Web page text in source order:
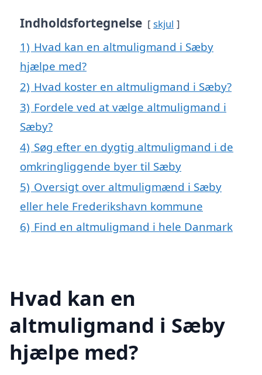
Indholdsfortegnelse skjul
1) Hvad kan en altmuligmand i Sæby
hjælpe med?
2) Hvad koster en altmuligmand i Sæby?
3) Fordele ved at vælge altmuligmand i
Sæby?
4) Søg efter en dygtig altmuligmand i de
omkringliggende byer til Sæby
5) Oversigt over altmuligmænd i Sæby
eller hele Frederikshavn kommune
6) Find en altmuligmand i hele Danmark
Hvad kan en
altmuligmand i Sæby
hjælpe med?